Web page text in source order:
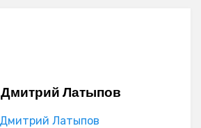
Дмитрий Латыпов
Латыпов